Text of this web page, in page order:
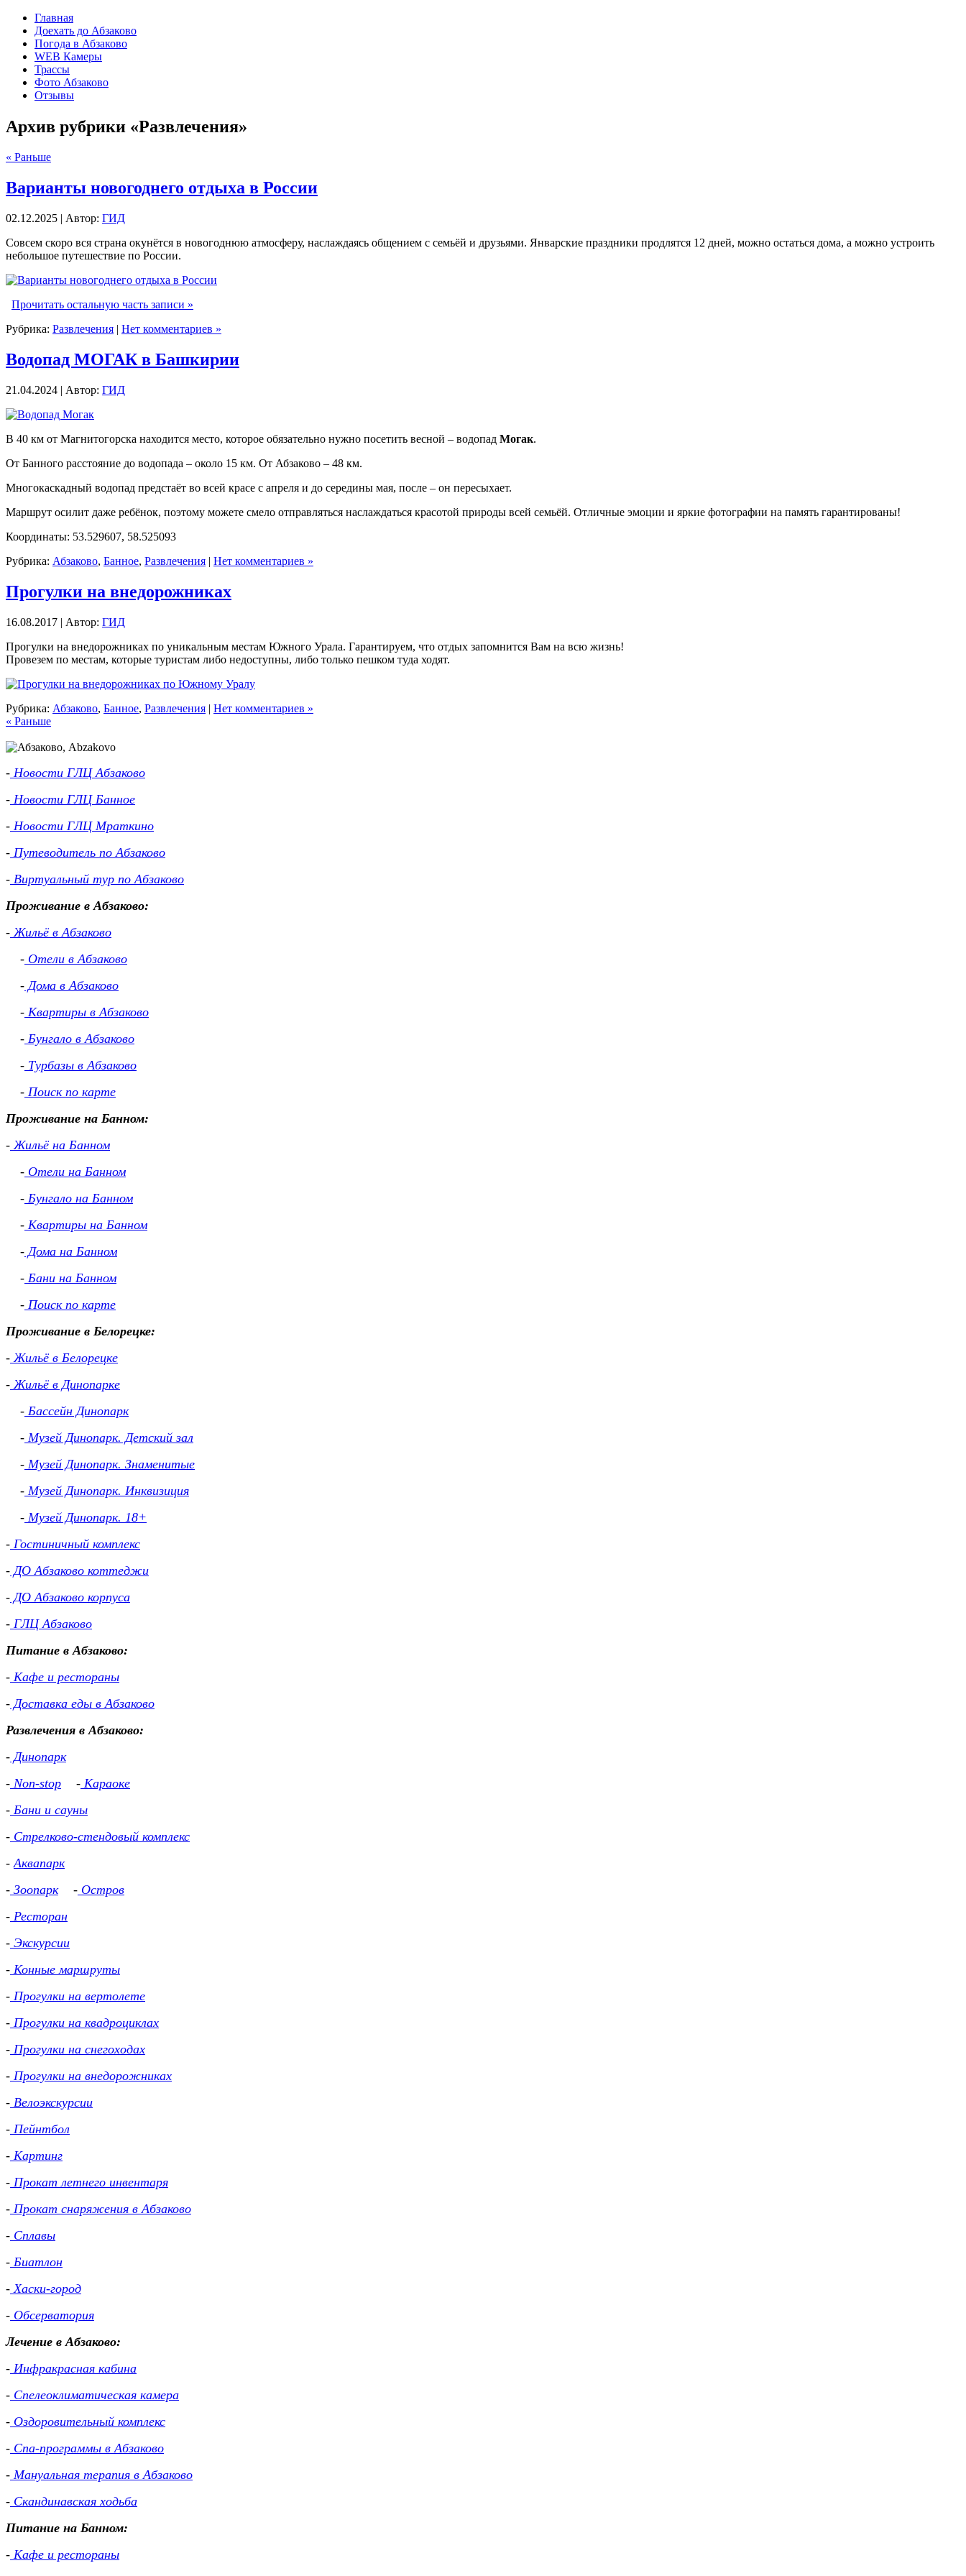
Главная
Доехать до Абзаково
Погода в Абзаково
WEB Камеры
Трассы
Фото Абзаково
Отзывы
Архив рубрики «Развлечения»
« Раньше
Варианты новогоднего отдыха в России
02.12.2025 | Автор: ГИД
Совсем скоро вся страна окунётся в новогоднюю атмосферу, наслаждаясь общением с семьёй и друзьями. Январские праздники продлятся 12 дней, можно остаться дома, а можно устроить
небольшое путешествие по России.
Прочитать остальную часть записи »
Рубрика: Развлечения | Нет комментариев »
Водопад МОГАК в Башкирии
21.04.2024 | Автор: ГИД
В 40 км от Магнитогорска находится место, которое обязательно нужно посетить весной – водопад Могак.
От Банного расстояние до водопада – около 15 км. От Абзаково – 48 км.
Многокаскадный водопад предстаёт во всей красе с апреля и до середины мая, после – он пересыхает.
Маршрут осилит даже ребёнок, поэтому можете смело отправляться наслаждаться красотой природы всей семьёй. Отличные эмоции и яркие фотографии на память гарантированы!
Координаты: 53.529607, 58.525093
Рубрика: Абзаково, Банное, Развлечения | Нет комментариев »
Прогулки на внедорожниках
16.08.2017 | Автор: ГИД
Прогулки на внедорожниках по уникальным местам Южного Урала. Гарантируем, что отдых запомнится Вам на всю жизнь!
Провезем по местам, которые туристам либо недоступны, либо только пешком туда ходят.
Рубрика: Абзаково, Банное, Развлечения | Нет комментариев »
« Раньше
- Новости ГЛЦ Абзаково
- Новости ГЛЦ Банное
- Новости ГЛЦ Мраткино
- Путеводитель по Абзаково
- Виртуальный тур по Абзаково
Проживание в Абзаково:
- Жильё в Абзаково
- Отели в Абзаково
- Дома в Абзаково
- Квартиры в Абзаково
- Бунгало в Абзаково
- Турбазы в Абзаково
- Поиск по карте
Проживание на Банном:
- Жильё на Банном
- Отели на Банном
- Бунгало на Банном
- Квартиры на Банном
- Дома на Банном
- Бани на Банном
- Поиск по карте
Проживание в Белорецке:
- Жильё в Белорецке
- Жильё в Динопарке
- Бассейн Динопарк
- Музей Динопарк. Детский зал
- Музей Динопарк. Знаменитые
- Музей Динопарк. Инквизиция
- Музей Динопарк. 18+
- Гостиничный комплекс
- ДО Абзаково коттеджи
- ДО Абзаково корпуса
- ГЛЦ Абзаково
Питание в Абзаково:
- Кафе и рестораны
- Доставка еды в Абзаково
Развлечения в Абзаково:
- Динопарк
- Non-stop - Караоке
- Бани и сауны
- Стрелково-стендовый комплекс
- Аквапарк
- Зоопарк - Остров
- Ресторан
- Экскурсии
- Конные маршруты
- Прогулки на вертолете
- Прогулки на квадроциклах
- Прогулки на снегоходах
- Прогулки на внедорожниках
- Велоэкскурсии
- Пейнтбол
- Картинг
- Прокат летнего инвентаря
- Прокат снаряжения в Абзаково
- Сплавы
- Биатлон
- Хаски-город
- Обсерватория
Лечение в Абзаково:
- Инфракрасная кабина
- Спелеоклиматическая камера
- Оздоровительный комплекс
- Спа-программы в Абзаково
- Мануальная терапия в Абзаково
- Скандинавская ходьба
Питание на Банном:
- Кафе и рестораны